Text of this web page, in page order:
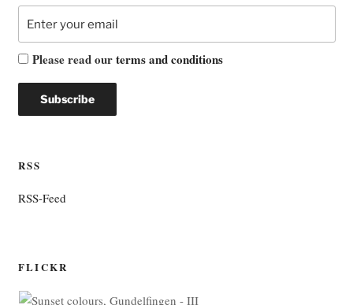
Please read ourterms and conditions
RSS
RSS-Feed
FLICKR